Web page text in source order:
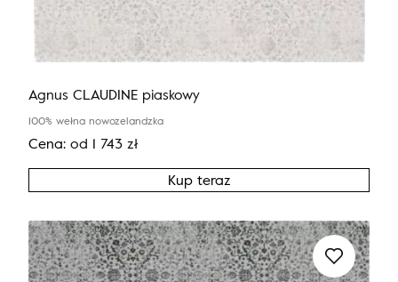
Agnus CLAUDINE piaskowy
100% wełna nowozelandzka
Cena: od 1 743 zł
Kup teraz